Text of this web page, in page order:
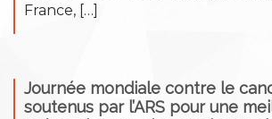
France, […]
Journée mondiale contre le
soutenus par l’ARS pour une